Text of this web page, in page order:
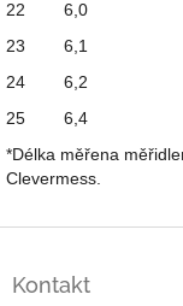
22
6,0
23
6,1
24
6,2
25
6,4
*Délka měřena
Clevermess.
Kontakt